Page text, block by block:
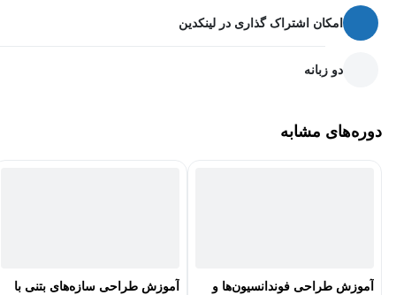
امکان اشتراک گذاری در لینکدین
دو زبانه
دوره‌های مشابه
آموزش طراحی فوندانسیون‌ها و
آموزش طراحی سازه‌های بتنی با